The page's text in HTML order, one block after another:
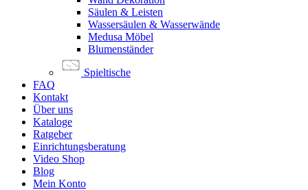
Säulen & Leisten
Wassersäulen & Wasserwände
Medusa Möbel
Blumenständer
Spieltische
FAQ
Kontakt
Über uns
Kataloge
Ratgeber
Einrichtungsberatung
Video Shop
Blog
Mein Konto